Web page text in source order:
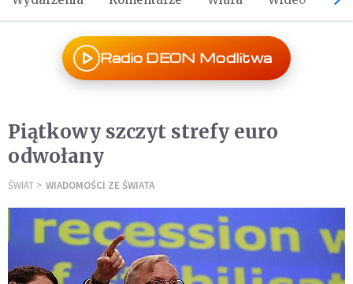
Radio DEON Modlitwa
Piątkowy szczyt strefy euro
odwołany
ŚWIAT WIADOMOŚCI ZE ŚWIATA